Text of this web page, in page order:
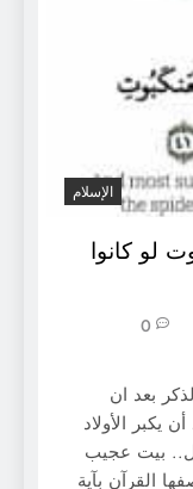
الإسلام
لو كانوا
0
بعد ان
يكبر الأولاد
بيت عجيب
القرآن بآية